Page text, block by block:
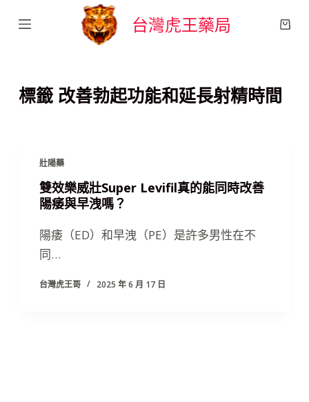
跳
內
台灣虎王藥局
標籤改善勃起功能和延長射精時間
壯陽藥
雙效樂威壯Super Levifil真的能同時改善
陽痿與早洩嗎？
陽痿（ED）和早洩（PE）是許多男性在不
同…
台灣虎王哥 2025 年 6 月 17 日